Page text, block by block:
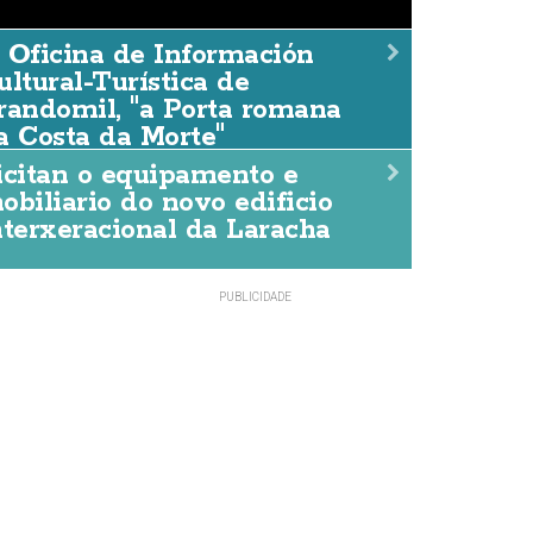
Oficina de Información
de Brandomil, "a
Costa da Morte"
06/AGO./2026
Oficina de Información
Turística de
"a Porta romana
Costa da Morte"
o equipamento e
do novo edificio
da Laracha